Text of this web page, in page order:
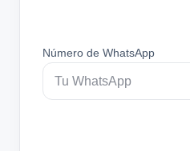
Número de WhatsApp